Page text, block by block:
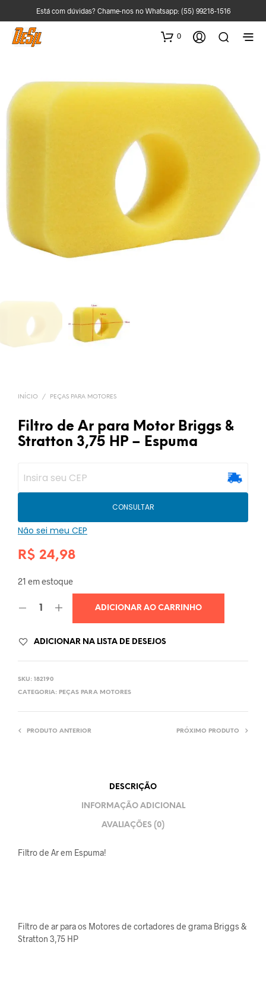
Está com dúvidas? Chame-nos no Whatsapp: (55) 99218-1516
0
INÍCIO / PEÇAS PARA MOTORES
Filtro de Ar para Motor Briggs &
Stratton 3,75 HP – Espuma
CONSULTAR
Não sei meu CEP
R$ 24,98
21 em estoque
ADICIONAR AO CARRINHO
ADICIONAR NA LISTA DE DESEJOS
SKU: 182190
CATEGORIA: PEÇAS PARA MOTORES
PRODUTO ANTERIOR PRÓXIMO PRODUTO
DESCRIÇÃO
INFORMAÇÃO ADICIONAL
AVALIAÇÕES (0)
Filtro de Ar em Espuma!
Filtro de ar para os Motores de cortadores de grama Briggs &
Stratton 3,75 HP